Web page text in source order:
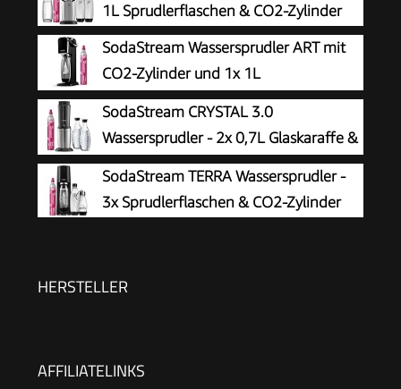
1L Sprudlerflaschen & CO2-Zylinder
SodaStream Wassersprudler ART mit
CO2-Zylinder und 1x 1L
spülmaschinenfeste Kunststoff-
Flasche, Höhe 44cm, Schwarz, 44 cm
SodaStream CRYSTAL 3.0
Wassersprudler - 2x 0,7L Glaskaraffe &
CO2-Zylinder
SodaStream TERRA Wassersprudler -
3x Sprudlerflaschen & CO2-Zylinder
HERSTELLER
AFFILIATELINKS